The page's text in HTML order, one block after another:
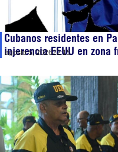
Cubanos residentes en
injerencia EEUU en zona
agosto 5, 202622:15